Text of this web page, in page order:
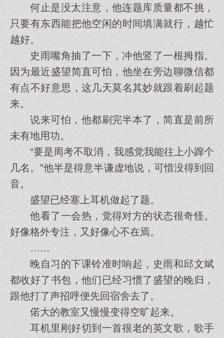
何止是没太注意，他连题库质量都不挑，
只要有东西能把他空闲的时间填满就行，越忙
越好。
史雨嘴角抽了一下，冲他竖了一根拇指。
因为最近盛望简直可怕，他坐在旁边聊微信都
有点不好意思，这几天莫名其妙就跟着刷起题
来。
说来可怕，他都刷完半本了，简直是前所
未有地用功。
“要是周考不取消，我感觉我能往上小蹿个
几名。”他半是得意半谦虚地说，可惜没得到回
音。
盛望已经塞上耳机做起了题。
他看了一会热，觉得对方的状态很奇怪。
好像格外专注，又好像心不在焉。
……
晚自习的下课铃准时响起，史雨和邱文斌
都收好了书包，他们已经习惯了盛望的晚归，
跟他打了声招呼便先回宿舍去了。
偌大的教室又慢慢变得空旷起来。
耳机里刚好切到一首很老的英文歌，歌手